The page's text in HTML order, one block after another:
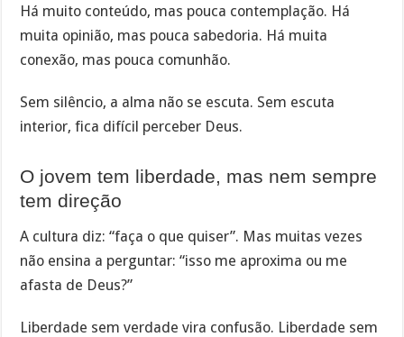
Há muito conteúdo, mas pouca contemplação. Há
muita opinião, mas pouca sabedoria. Há muita
conexão, mas pouca comunhão.
Sem silêncio, a alma não se escuta. Sem escuta
interior, fica difícil perceber Deus.
O jovem tem liberdade, mas nem sempre
tem direção
A cultura diz: “faça o que quiser”. Mas muitas vezes
não ensina a perguntar: “isso me aproxima ou me
afasta de Deus?”
Liberdade sem verdade vira confusão. Liberdade sem